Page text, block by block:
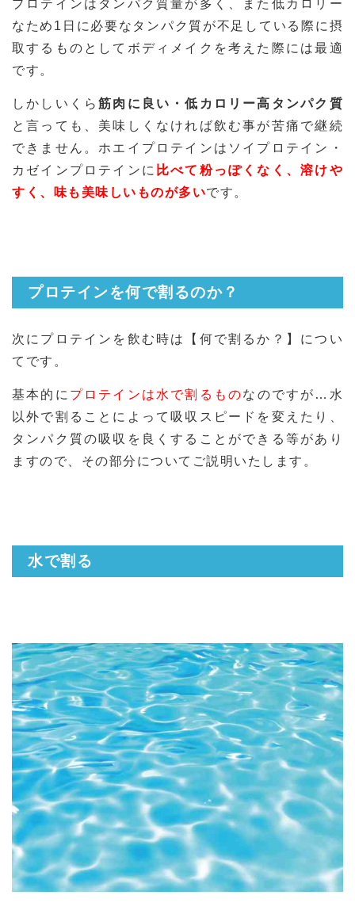
プロテインはタンパク質量が多く、また低カロリー
なため1日に必要なタンパク質が不足している際に摂
取するものとしてボディメイクを考えた際には最適
です。
しかしいくら筋肉に良い・低カロリー高タンパク質
と言っても、美味しくなければ飲む事が苦痛で継続
できません。ホエイプロテインはソイプロテイン・
カゼインプロテインに 比べて粉っぽくなく、溶けや
すく、味も美味しいものが多いです。
プロテインを何で割るのか？
次にプロテインを飲む時は【何で割るか？】につい
てです。
基本的に プロテインは水で割るものなのですが…水
以外で割ることによって吸収スピードを変えたり、
タンパク質の吸収を良くすることができる等があり
ますので、その部分についてご説明いたします。
水で割る